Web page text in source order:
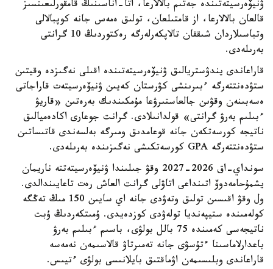
ۋنيۆەرسيتەتىندە جەتىم بالالارعا، اتا-اناسىنىڭ قامقورلىعىنسىز
قالعان بالالارعا، از قامتىلعان، تولىق ەمەس جانە كوپبالالى
وتباسىلاردان شىققان تالاپكەرلەرگە رەكتوردىڭ 10 گرانتى
بەرىلەدى.
قاراعاندى يندۋستريالىق ۋنيۆەرسيتەتىندە اقىلى نەگىزدە وقيتىن
ستۋدەنتتەرگە ءبىرىنشى كۋرستان كەيىن ۋنيۆەرسيتەت قاراجاتى
ەسەبىنەن وقۋىن جالعاستىرۋعا مۇمكىندىك بەرەتىن «قاريۋ
ءبىلىم بەرۋ گرانتى» قولدانىلادى. گرانت جوعارى اكادەميالىق
ناتيجە كورسەتكەن جانە قوعامدىق ومىرگە بەلسەندى قاتىساتىن
ستۋدەنتتەرگە GPA كورسەتكىشى نەگىزىندە بەرىلەدى.
سونداي-اق 2026-2027 وقۋ جىلىندا ۋنيۆەرسيتەتتە ناريمان
يشمۇحامەدوۆ اتىنداعى اتاۋلى گرانت العاش رەت تاعايىندالدى.
ول وقۋ اقىسىن تولىق وتەۋدى جانە اي سايىن 150 مىڭ تەڭگە
كولەمىندە ستيپەنديا تولەۋدى كوزدەيدى. ۇمىتكەردىڭ ۇبت
ناتيجەسى كەمىندە 75 بالل بولۋى، باسىم ءبىلىم بەرۋ
باعدارلاماسىنا ءتۇسۋى جانە تەمىرتاۋ قالاسىمەن نەمەسە
قاراعاندى وبلىسىمەن اۋماقتىق بايلانىسى بولۋى ءتيىس.